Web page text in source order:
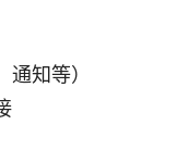
知等）